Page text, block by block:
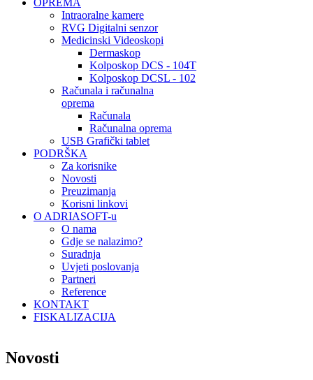
OPREMA
Intraoralne kamere
RVG Digitalni senzor
Medicinski Videoskopi
Dermaskop
Kolposkop DCS - 104T
Kolposkop DCSL - 102
Računala i računalna
oprema
Računala
Računalna oprema
USB Grafički tablet
PODRŠKA
Za korisnike
Novosti
Preuzimanja
Korisni linkovi
O ADRIASOFT-u
O nama
Gdje se nalazimo?
Suradnja
Uvjeti poslovanja
Partneri
Reference
KONTAKT
FISKALIZACIJA
Novosti